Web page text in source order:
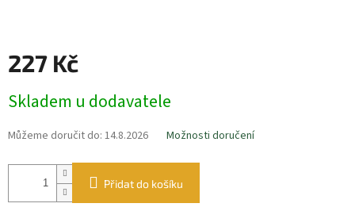
227 Kč
cena:
Skladem u dodavatele
Můžeme doručit do: 14.8.2026 Možnosti doručení
Přidat do košíku